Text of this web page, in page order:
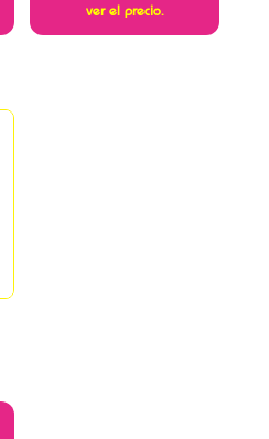
ver el precio.